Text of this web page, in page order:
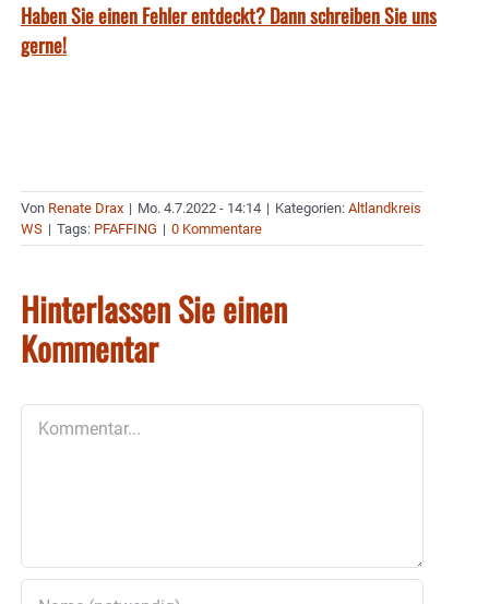
Haben Sie einen Fehler entdeckt? Dann schreiben Sie uns
gerne!
Von Renate Drax | Mo. 4.7.2022 - 14:14 | Kategorien: Altlandkreis
WS | Tags: PFAFFING | 0 Kommentare
Hinterlassen Sie einen
Kommentar